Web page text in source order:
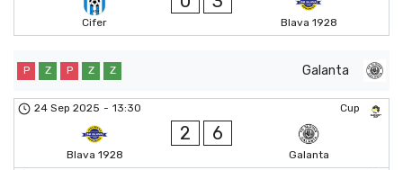
Cifer Blava 1928
Galanta
P Z P Z Z
Cup
24 Sep 2025 - 13:30
Blava 1928
2 6
Galanta